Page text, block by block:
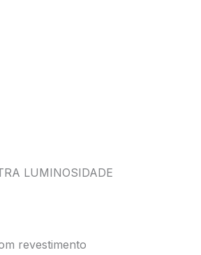
LUMINOSIDADE
revestimento